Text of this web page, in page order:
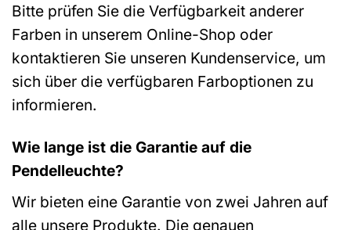
Bitte prüfen Sie die Verfügbarkeit anderer
Farben in unserem Online-Shop oder
kontaktieren Sie unseren Kundenservice, um
sich über die verfügbaren Farboptionen zu
informieren.
Wie lange ist die Garantie auf die
Pendelleuchte?
Wir bieten eine Garantie von zwei Jahren auf
alle unsere Produkte. Die genauen